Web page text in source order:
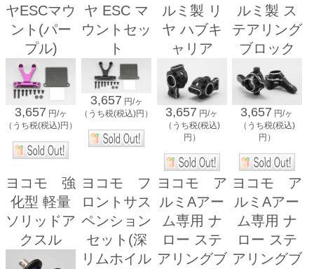
ヤESCマウ
ント(パー
プル)
3,657 円/ヶ
（うち税(税込)円）
ヤ ESC マ
ウントセッ
ト
3,657 円/ヶ
（うち税(税込)円）
ルミ製 リ
ヤ ハブキ
ャリア
3,657 円/ヶ
（うち税(税込)
円）
ルミ製 ス
テアリング
ブロック
3,657 円/ヶ
（うち税(税込)
円）
ヨコモ 強
化型 軽量
ソリッドア
クスル
ヨコモ フ
ロントサス
ペンション
セット(深
リムホイル
ヨコモ ア
ルミAアー
ム専用 ナ
ロー ステ
アリングブ
ヨコモ ア
ルミAアー
ム専用 ナ
ロー ステ
アリングブ